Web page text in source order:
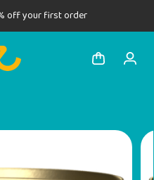
off your first order